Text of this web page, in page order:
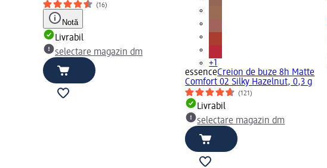
(16)
Notă
Livrabil
selectare magazin dm
+1
essenceCreion de buze 8h Matte
Comfort 02 Silky Hazelnut, 0,3 g
(121)
Livrabil
selectare magazin dm